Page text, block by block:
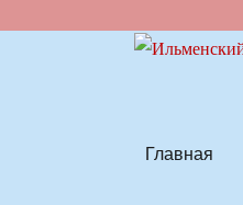
Главная